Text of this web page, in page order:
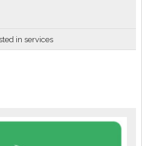
in services